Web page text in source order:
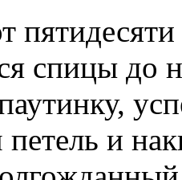
спицы до
петель и